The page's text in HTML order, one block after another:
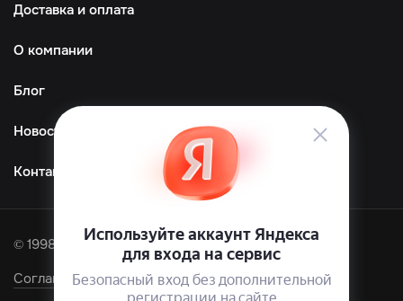
Доставка и оплата
О компании
Блог
Новости
Контакты
© 1998—2026 ООО «ТМграфика»
Соглашение об обработке персональных данных